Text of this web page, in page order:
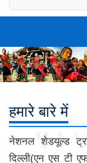
हमारे बारे में
नेशनल शेडयूल्ड
दिल्ली(एन एस टी